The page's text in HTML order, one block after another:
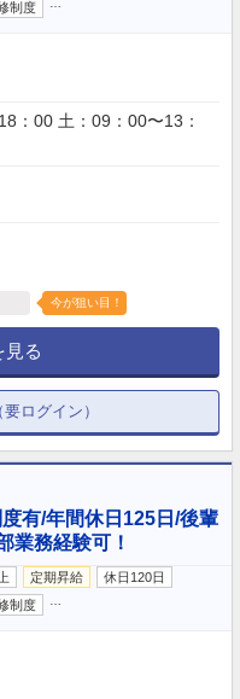
制度
：00 土：09：00〜13：
今が狙い目！
見る
ログイン）
有/年間休日125日/後輩
業務経験可！
定期昇給
休日120日
制度